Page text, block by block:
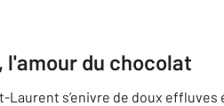
l'amour du chocolat
Laurent s’enivre de doux